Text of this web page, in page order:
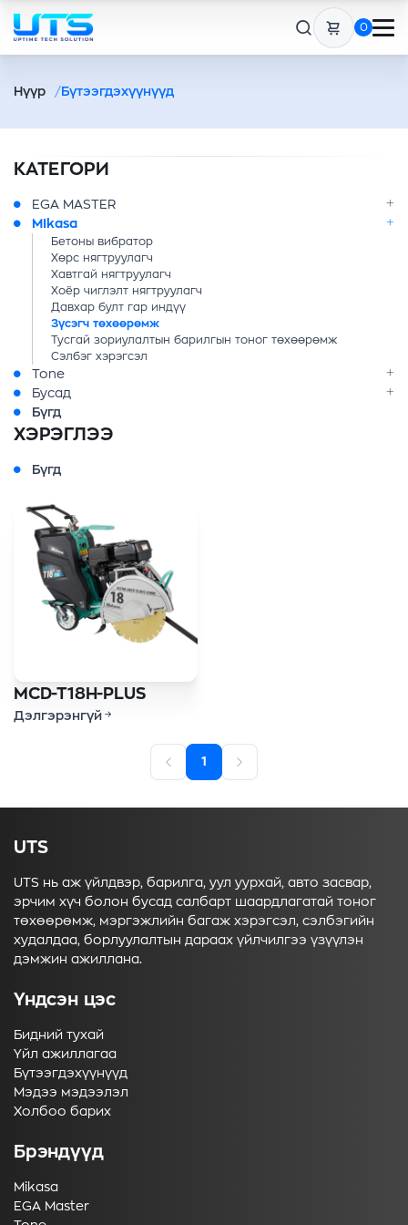
0
Нүүр Бүтээгдэхүүнүүд
КАТЕГОРИ
EGA MASTER
MIkasa
Бетоны вибратор
Хөрс нягтруулагч
Хавтгай нягтруулагч
Хоёр чиглэлт нягтруулагч
Давхар булт гар индүү
Зүсэгч төхөөрөмж
Тусгай зориулалтын барилгын тоног төхөөрөмж
Сэлбэг хэрэгсэл
Tone
Бусад
Бүгд
ХЭРЭГЛЭЭ
Бүгд
MCD-T18H-PLUS
Дэлгэрэнгүй
1
UTS
UTS нь аж үйлдвэр, барилга, уул уурхай, авто засвар,
эрчим хүч болон бусад салбарт шаардлагатай тоног
төхөөрөмж, мэргэжлийн багаж хэрэгсэл, сэлбэгийн
худалдаа, борлуулалтын дараах үйлчилгээ үзүүлэн
дэмжин ажиллана.
Үндсэн цэс
Бидний тухай
Үйл ажиллагаа
Бүтээгдэхүүнүүд
Мэдээ мэдээлэл
Холбоо барих
Брэндүүд
Mikasa
EGA Master